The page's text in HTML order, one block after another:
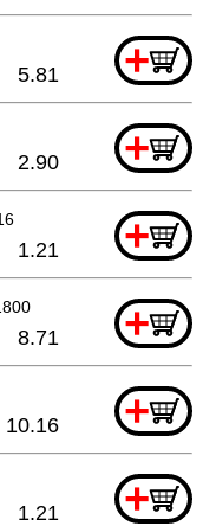
+
5.81
+
2.90
+
1.21
+
8.71
+
10.16
+
1.21